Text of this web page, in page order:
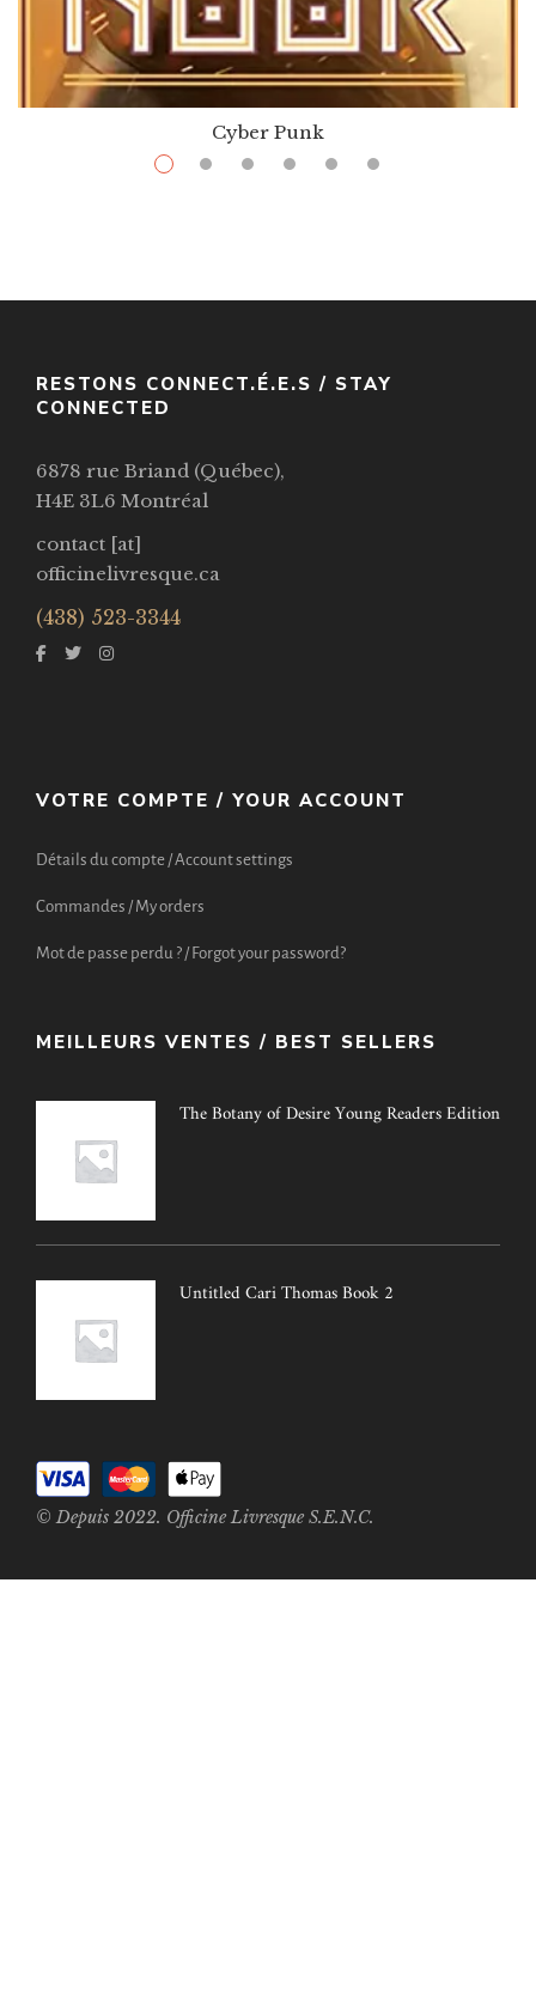
Cyber Punk
$ 13.99 $36.00
RESTONS CONNECT.É.E.S / STAY
CONNECTED
6878 rue Briand (Québec),
H4E 3L6 Montréal
contact [at]
officinelivresque.ca
(438) 523-3344
VOTRE COMPTE / YOUR ACCOUNT
Détails du compte / Account settings
Commandes / My orders
Mot de passe perdu ? / Forgot your password?
MEILLEURS VENTES / BEST SELLERS
The Botany of Desire Young Readers Edition
Untitled Cari Thomas Book 2
© Depuis 2022. Officine Livresque S.E.N.C.